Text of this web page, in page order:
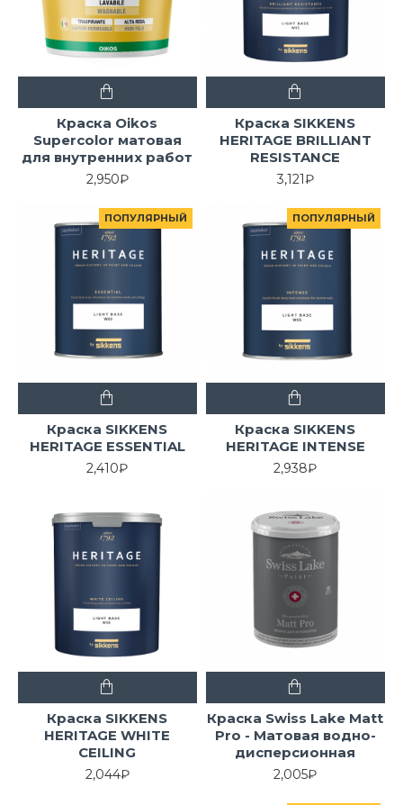
Краска Oikos
Supercolor матовая
для внутренних работ
2,950₽
Краска SIKKENS
HERITAGE BRILLIANT
RESISTANCE
3,121₽
ПОПУЛЯРНЫЙ
Краска SIKKENS
HERITAGE ESSENTIAL
2,410₽
ПОПУЛЯРНЫЙ
Краска SIKKENS
HERITAGE INTENSE
2,938₽
Краска SIKKENS
HERITAGE WHITE
CEILING
2,044₽
Краска Swiss Lake Matt
Pro - Матовая водно-
дисперсионная
2,005₽